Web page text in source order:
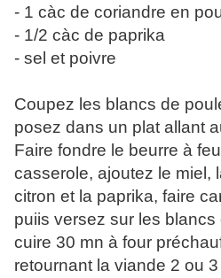
- 1 càc de coriandre en
- 1/2 càc de paprika
- sel et poivre
Coupez les blancs de
posez dans un plat allant
Faire fondre le beurre à
casserole, ajoutez le miel,
citron et la paprika, faire
puiis versez sur les blancs
cuire 30 mn à four
retournant la viande 2 ou 3